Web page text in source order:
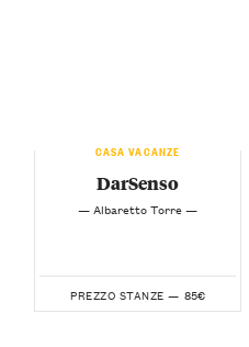
CASA VACANZE
DarSenso
— Albaretto Torre —
PREZZO STANZE — 85€